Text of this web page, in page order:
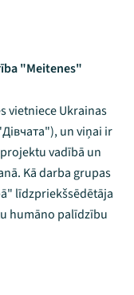
"Meitenes"
vietniece Ukrainas
un viņai ir
vadībā un
Kā darba grupas
līdzpriekšsēdētāja
humāno palīdzību